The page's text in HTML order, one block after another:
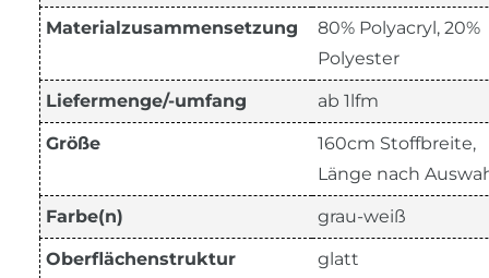
Materialzusammensetzung
80% Polyacryl, 20%
Polyester
Liefermenge/-umfang ab 1lfm
Größe
160cm Stoffbreite,
Länge nach
Farbe(n) grau-weiß
Oberflächenstruktur
glatt